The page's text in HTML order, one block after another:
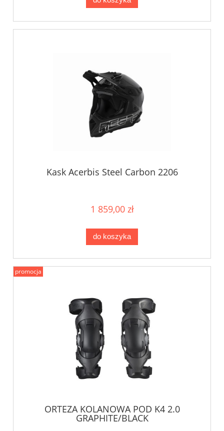
Kask Acerbis Steel Carbon 2206
1 859,00 zł
do koszyka
ORTEZA KOLANOWA POD K4 2.0
GRAPHITE/BLACK
promocja